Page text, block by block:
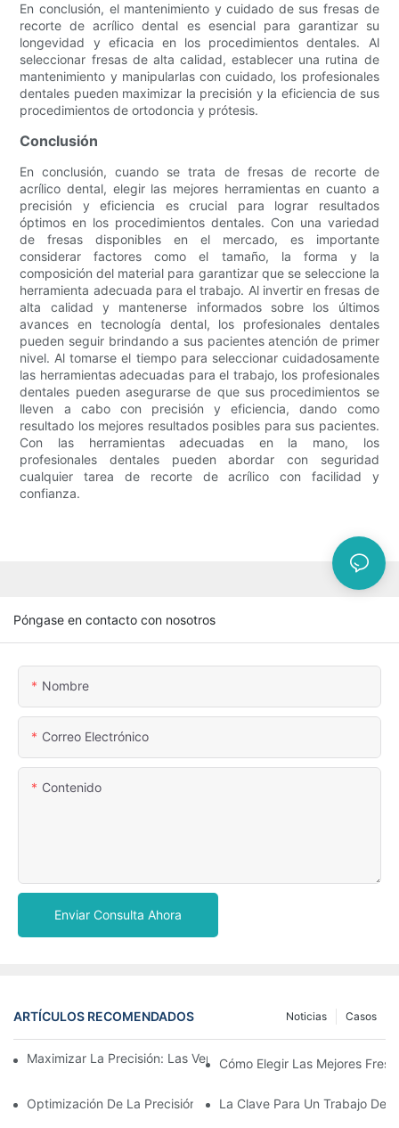
En conclusión, el mantenimiento y cuidado de sus fresas de
recorte de acrílico dental es esencial para garantizar su
longevidad y eficacia en los procedimientos dentales. Al
seleccionar fresas de alta calidad, establecer una rutina de
mantenimiento y manipularlas con cuidado, los profesionales
dentales pueden maximizar la precisión y la eficiencia de sus
procedimientos de ortodoncia y prótesis.
Conclusión
En conclusión, cuando se trata de fresas de recorte de
acrílico dental, elegir las mejores herramientas en cuanto a
precisión y eficiencia es crucial para lograr resultados
óptimos en los procedimientos dentales. Con una variedad
de fresas disponibles en el mercado, es importante
considerar factores como el tamaño, la forma y la
composición del material para garantizar que se seleccione la
herramienta adecuada para el trabajo. Al invertir en fresas de
alta calidad y mantenerse informados sobre los últimos
avances en tecnología dental, los profesionales dentales
pueden seguir brindando a sus pacientes atención de primer
nivel. Al tomarse el tiempo para seleccionar cuidadosamente
las herramientas adecuadas para el trabajo, los profesionales
dentales pueden asegurarse de que sus procedimientos se
lleven a cabo con precisión y eficiencia, dando como
resultado los mejores resultados posibles para sus pacientes.
Con las herramientas adecuadas en la mano, los
profesionales dentales pueden abordar con seguridad
cualquier tarea de recorte de acrílico con facilidad y
confianza.
Póngase en contacto con nosotros
Nombre
Correo Electrónico
Contenido
Enviar Consulta Ahora
ARTÍCULOS RECOMENDADOS Casos
Noticias
Maximizar La Precisión: Las Ventajas De Usar Fresas De
Cómo Elegir Las Mejores
Optimización De La Precisión Y La Eficiencia Con Fresas CAD
La Clave Para Un Trabajo